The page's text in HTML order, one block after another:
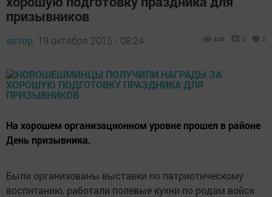
призывников
автор, 19 октября 2015 - 08:24 846 0 0
На хорошем организационном уровне прошел в районе
День призывника.
Были организованы выставки по патриотическому
воспитанию, работали полевые кухни по родам войск